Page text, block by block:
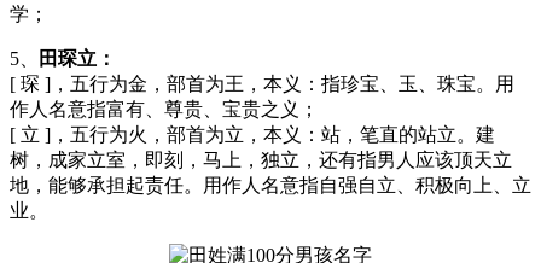
学；
5、
田琛立：
[ 琛 ]，五行为金，部首为王，本义：指珍宝、玉、珠宝。用
作人名意指富有、尊贵、宝贵之义；
[ 立 ]，五行为火，部首为立，本义：站，笔直的站立。建
树，成家立室，即刻，马上，独立，还有指男人应该顶天立
地，能够承担起责任。用作人名意指自强自立、积极向上、立
业。